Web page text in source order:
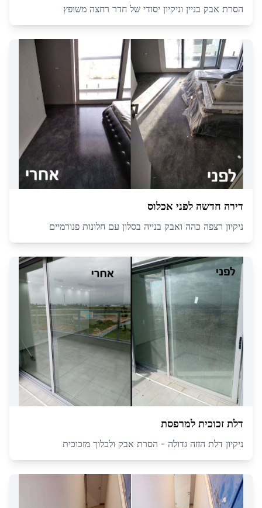
הסרת אבק בניין וניקיון יסודי של חדר רחצה משופץ
דירה חדשה לפני אכלוס
ניקיון רצפה כהה ואבק בנייה בסלון עם חלונות פנורמיים
דלת זכוכית למרפסת
ניקיון דלת הזזה גדולה - הסרת אבק ולכלוך מזכוכית